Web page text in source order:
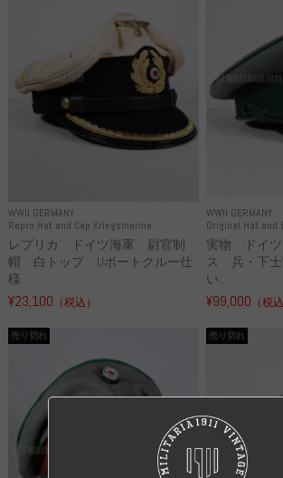
WWII GERMANY
Repro Hat and Cap Kriegsmarine
レプリカ ドイツ海軍 尉官制
帽 白トップ Uボートクルー仕
様
¥23,100 （税込）
WWII GERMANY
Original Hat and
実物 ドイツ
ス 兵・下
い...
¥99,000 （税込
売り切れ 売り切れ